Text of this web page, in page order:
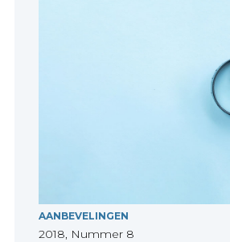
AANBEVELINGEN
2018, Nummer 8